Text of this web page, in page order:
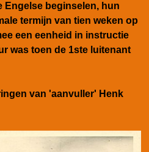
Engelse beginselen, hun
termijn van tien weken op
een eenheid in instructie
was toen de 1ste luitenant
van 'aanvuller' Henk